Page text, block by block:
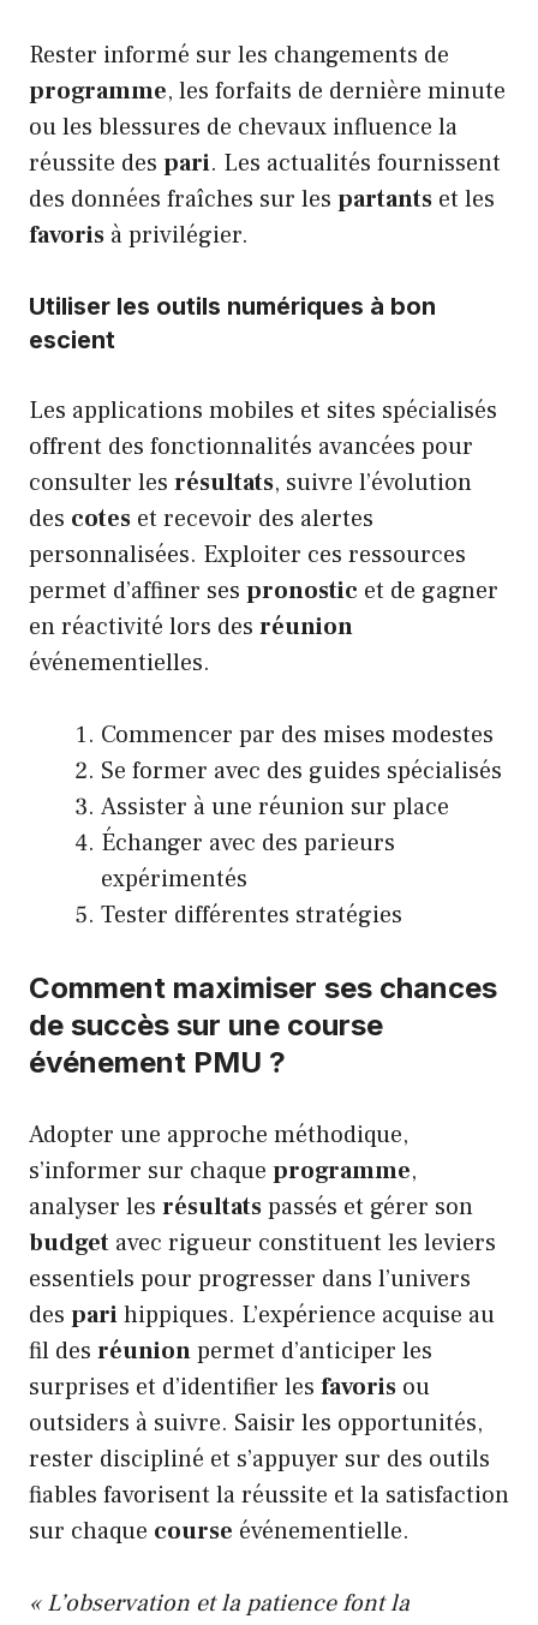
Rester informé sur les changements de
programme, les forfaits de dernière minute
ou les blessures de chevaux influence la
réussite des pari. Les actualités fournissent
des données fraîches sur les partants et les
favoris à privilégier.
Utiliser les outils numériques à bon
escient
Les applications mobiles et sites spécialisés
offrent des fonctionnalités avancées pour
consulter les résultats, suivre l’évolution
des cotes et recevoir des alertes
personnalisées. Exploiter ces ressources
permet d’affiner ses pronostic et de gagner
en réactivité lors des réunion
événementielles.
Commencer par des mises modestes
Se former avec des guides spécialisés
Assister à une réunion sur place
Échanger avec des parieurs
expérimentés
Tester différentes stratégies
Comment maximiser ses chances
de succès sur une course
événement PMU ?
Adopter une approche méthodique,
s’informer sur chaque programme,
analyser les résultatspassés et gérer son
budget avec rigueur constituent les leviers
essentiels pour progresser dans l’univers
des parihippiques. L’expérience acquise au
fil des réunionpermet d’anticiper les
surprises et d’identifier les favoris ou
outsiders à suivre. Saisir les opportunités,
rester discipliné et s’appuyer sur des outils
fiables favorisent la réussite et la satisfaction
sur chaque course événementielle.
« L’observation et la patience font la